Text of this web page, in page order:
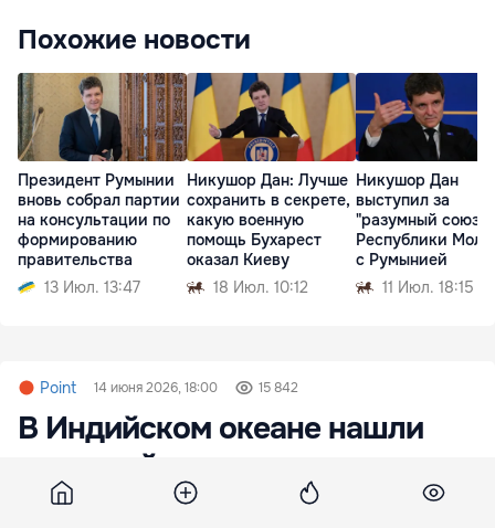
Похожие новости
Президент Румынии
вновь собрал партии
на консультации по
формированию
правительства
13 Июл. 13:47
Никушор Дан: Лучше
сохранить в секрете,
какую военную
помощь Бухарест
оказал Киеву
18 Июл. 10:12
Никушор Дан
выступил за
"разумный союз"
Республики
с Румынией
11 Июл. 18:15
Point 14 июня 2026, 18:00 15 842
В Индийском океане нашли
«китовый некрополь»
возрастом до 5 млн лет